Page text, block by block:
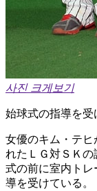
사진 크게보기
始球式の指導を受
女優のキム・テ
れたＬＧ対ＳＫ
式の前に室内ト
導を受けている。